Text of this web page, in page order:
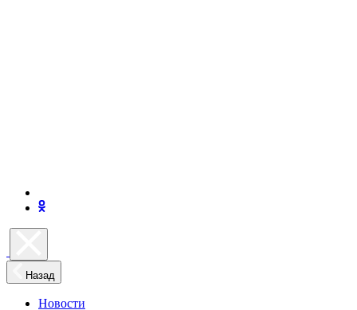
Назад
Новости